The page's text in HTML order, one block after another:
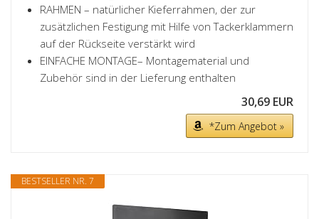
RAHMEN – natürlicher Kieferrahmen, der zur
zusätzlichen Festigung mit Hilfe von Tackerklammern
auf der Rückseite verstärkt wird
EINFACHE MONTAGE– Montagematerial und
Zubehör sind in der Lieferung enthalten
30,69 EUR
*Zum Angebot »
BESTSELLER NR. 7